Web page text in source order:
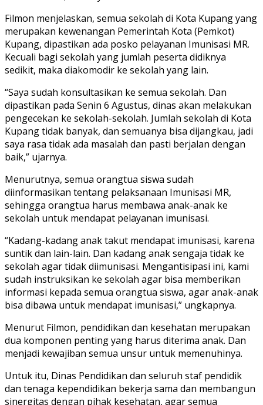
Filmon menjelaskan, semua sekolah di Kota Kupang yang
merupakan kewenangan Pemerintah Kota (Pemkot)
Kupang, dipastikan ada posko pelayanan Imunisasi MR.
Kecuali bagi sekolah yang jumlah peserta didiknya
sedikit, maka diakomodir ke sekolah yang lain.
“Saya sudah konsultasikan ke semua sekolah. Dan
dipastikan pada Senin 6 Agustus, dinas akan melakukan
pengecekan ke sekolah-sekolah. Jumlah sekolah di Kota
Kupang tidak banyak, dan semuanya bisa dijangkau, jadi
saya rasa tidak ada masalah dan pasti berjalan dengan
baik,” ujarnya.
Menurutnya, semua orangtua siswa sudah
diinformasikan tentang pelaksanaan Imunisasi MR,
sehingga orangtua harus membawa anak-anak ke
sekolah untuk mendapat pelayanan imunisasi.
“Kadang-kadang anak takut mendapat imunisasi, karena
suntik dan lain-lain. Dan kadang anak sengaja tidak ke
sekolah agar tidak diimunisasi. Mengantisipasi ini, kami
sudah instruksikan ke sekolah agar bisa memberikan
informasi kepada semua orangtua siswa, agar anak-anak
bisa dibawa untuk mendapat imunisasi,” ungkapnya.
Menurut Filmon, pendidikan dan kesehatan merupakan
dua komponen penting yang harus diterima anak. Dan
menjadi kewajiban semua unsur untuk memenuhinya.
Untuk itu, Dinas Pendidikan dan seluruh staf pendidik
dan tenaga kependidikan bekerja sama dan membangun
sinergitas dengan pihak kesehatan, agar semua